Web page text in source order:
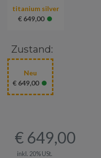
titanium silver
€ 649,00 •
Zustand:
Neu
€ 649,00 •
€ 649,00
inkl. 20% USt.